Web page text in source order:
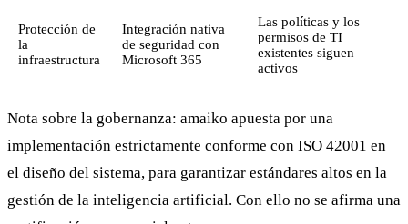
Protección de
la
infraestructura
Integración nativa
de seguridad con
Microsoft 365
Las políticas y los
permisos de TI
existentes siguen
activos
Nota sobre la gobernanza: amaiko apuesta por una
implementación estrictamente conforme con ISO 42001 en
el diseño del sistema, para garantizar estándares altos en la
gestión de la inteligencia artificial. Con ello no se afirma una